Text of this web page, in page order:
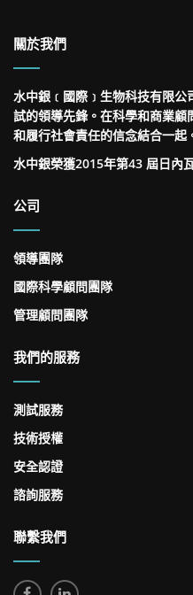
關於我們
水中銀﹝國際﹞生物科技有限
試的領導先鋒。在科學和商業
和履行社會責任的信念結合一起
水中銀榮獲2015年第43 屆日內
公司
領導團隊
國際科學顧問團隊
管理顧問團隊
我們的服務
測試服務
技術授權
安全認證
諮詢服務
聯繫我們